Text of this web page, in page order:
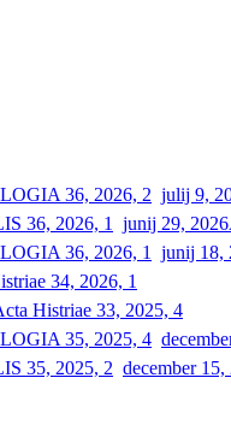
julij 9,
junij 29, 2026
junij 18,
34, 2026, 1
Histriae 33, 2025, 4
december 15,